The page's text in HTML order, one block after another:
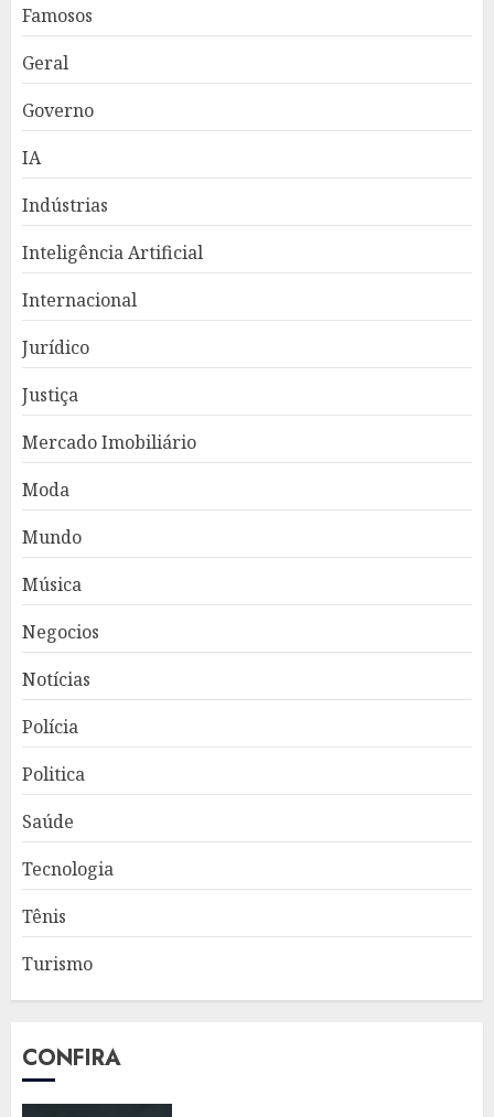
Famosos
Geral
Governo
IA
Indústrias
Inteligência Artificial
Internacional
Jurídico
Justiça
Mercado Imobiliário
Moda
Mundo
Música
Negocios
Notícias
Polícia
Politica
Saúde
Tecnologia
Tênis
Turismo
CONFIRA